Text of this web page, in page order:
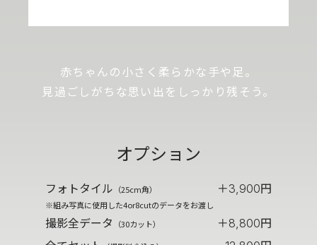
赤ちゃんの小さく柔らかな手や足。
見過ごしがちな思い出をしっかり残そう。
オプション
フォトタイル （25cm角） ＋3,900円
※組み写真に使用した4or8cutのデータをお渡し
撮影全データ （30カット） ＋8,800円